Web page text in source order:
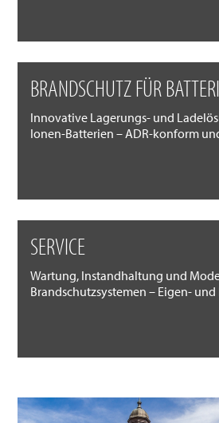
BRANDSCHUTZ FÜR
Innovative Lagerungs- und
Ionen-Batterien – ADR-konform
SERVICE
Wartung, Instandhaltung und
Brandschutzsystemen – Eigen-